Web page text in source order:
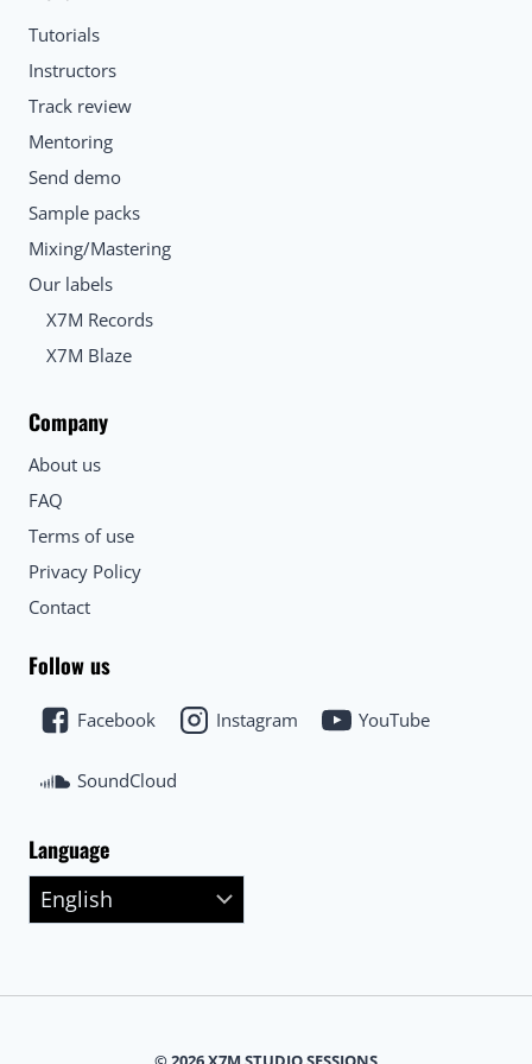
Tutorials
Instructors
Track review
Mentoring
Send demo
Sample packs
Mixing/Mastering
Our labels
X7M Records
X7M Blaze
Company
About us
FAQ
Terms of use
Privacy Policy
Contact
Follow us
Facebook Instagram YouTube
SoundCloud
Language